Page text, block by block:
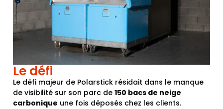
Le défi
Le défi majeur de Polarstick résidait dans le manque
de visibilité sur son parc de 150 bacs de neige
carbonique une fois déposés chez les clients.